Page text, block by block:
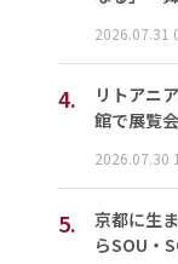
2026.07.31
4.
リトアニ
館で展覧会
2026.07.30
5.
京都に生
らSOU・